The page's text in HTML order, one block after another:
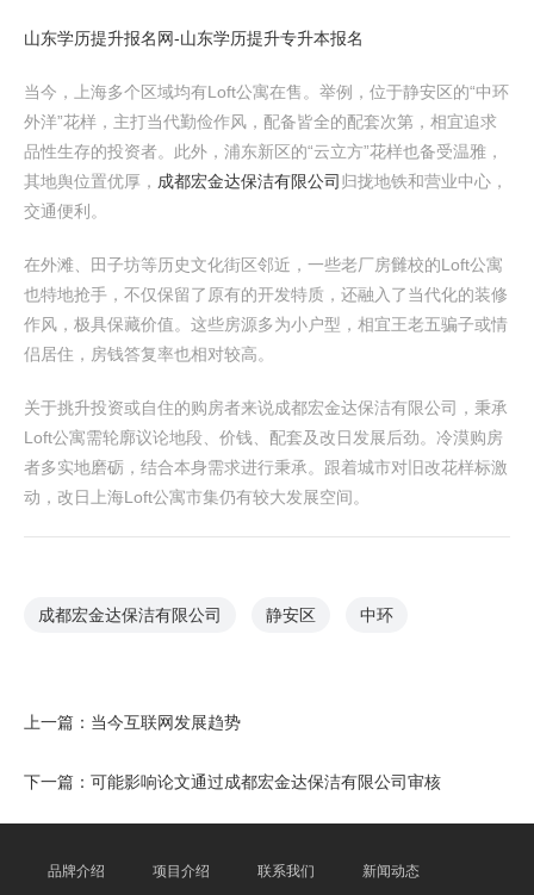
山东学历提升报名网-山东学历提升专升本报名
当今，上海多个区域均有Loft公寓在售。举例，位于静安区的“中环
外洋”花样，主打当代勤俭作风，配备皆全的配套次第，相宜追求
品性生存的投资者。此外，浦东新区的“云立方”花样也备受温雅，
其地舆位置优厚， 成都宏金达保洁有限公司 归拢地铁和营业中心，
交通便利。
在外滩、田子坊等历史文化街区邻近，一些老厂房雠校的Loft公寓
也特地抢手，不仅保留了原有的开发特质，还融入了当代化的装修
作风，极具保藏价值。这些房源多为小户型，相宜王老五骗子或情
侣居住，房钱答复率也相对较高。
关于挑升投资或自住的购房者来说成都宏金达保洁有限公司，秉承
Loft公寓需轮廓议论地段、价钱、配套及改日发展后劲。冷漠购房
者多实地磨砺，结合本身需求进行秉承。跟着城市对旧改花样标激
动，改日上海Loft公寓市集仍有较大发展空间。
成都宏金达保洁有限公司 静安区 中环
上一篇： 当今互联网发展趋势
下一篇： 可能影响论文通过成都宏金达保洁有限公司审核
品牌介绍 项目介绍 联系我们 新闻动态